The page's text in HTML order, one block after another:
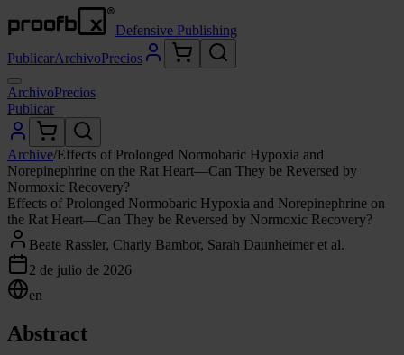
Defensive Publishing
PublicarArchivoPrecios
ArchivoPrecios
Publicar
Archive/Effects of Prolonged Normobaric Hypoxia and
Norepinephrine on the Rat Heart—Can They be Reversed by
Normoxic Recovery?
Effects of Prolonged Normobaric Hypoxia and Norepinephrine on
the Rat Heart—Can They be Reversed by Normoxic Recovery?
Beate Rassler, Charly Bambor, Sarah Daunheimer et al.
2 de julio de 2026
en
Abstract